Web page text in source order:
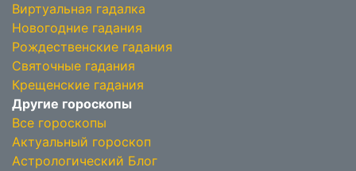
Виртуальная гадалка
Новогодние гадания
Рождественские гадания
Святочные гадания
Крещенские гадания
Другие гороскопы
Все гороскопы
Актуальный гороскоп
Астрологический Блог